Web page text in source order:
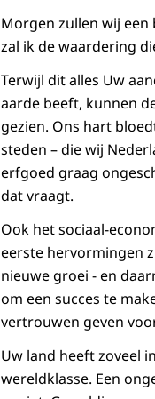
Morgen zullen wij een
zal ik de waardering
Terwijl dit alles Uw
aarde beeft, kunnen
gezien. Ons hart
steden – die wij
erfgoed graag
dat vraagt.
Ook het sociaal-
eerste hervormingen
nieuwe groei - en
om een succes te
vertrouwen geven
Uw land heeft zoveel
wereldklasse. Een